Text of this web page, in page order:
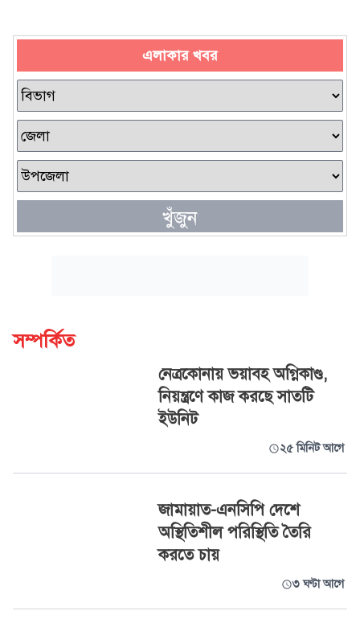
এলাকার খবর
খুঁজুন
সম্পর্কিত
নেত্রকোনায় ভয়াবহ অগ্নিকাণ্ড,
নিয়ন্ত্রণে কাজ করছে সাতটি
ইউনিট
২৫ মিনিট আগে
জামায়াত-এনসিপি দেশে
অস্থিতিশীল পরিস্থিতি তৈরি
করতে চায়
৩ ঘণ্টা আগে